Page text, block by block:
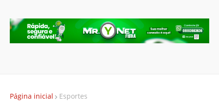
Página inicial Esportes